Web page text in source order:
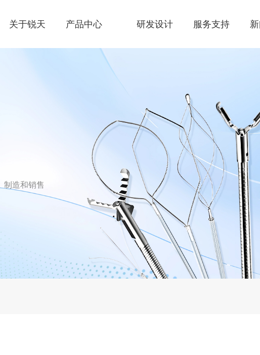
关于锐天 产品中心 研发设计 服务支持
制造和销售